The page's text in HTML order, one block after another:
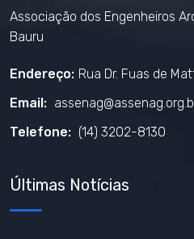
Associação dos Engenheiros
Bauru
Endereço: Rua Dr. Fuas de
Email:
Telefone: (14) 3202-8130
Últimas Notícias